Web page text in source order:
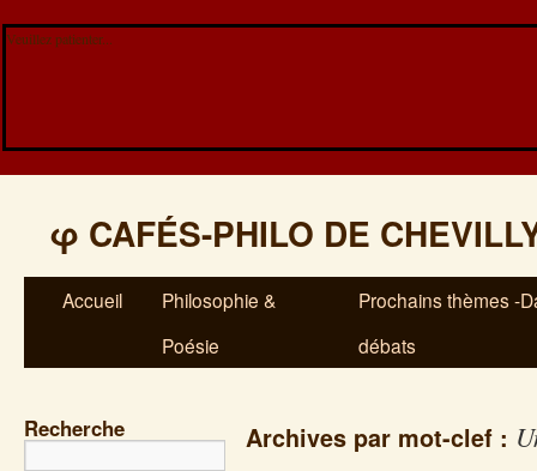
Veuillez patienter...
φ CAFÉS-PHILO DE
Accueil
Philosophie &
Poésie
Prochains thèmes -
débats
Recherche Archives par mot-clef :